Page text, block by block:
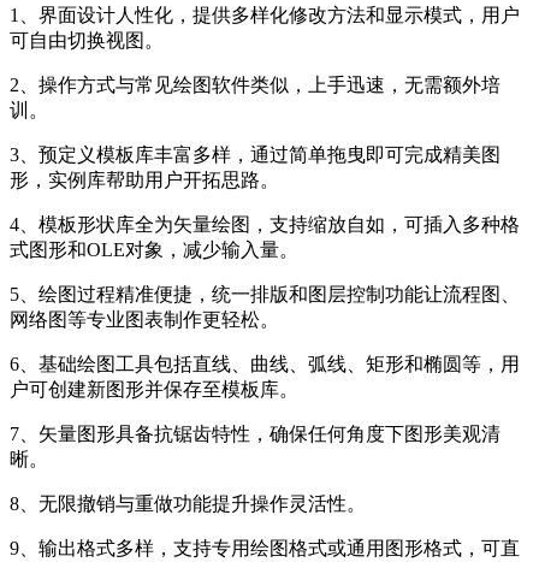
1、界面设计人性化，提供多样化修改方法和显示模式，用户
可自由切换视图。
2、操作方式与常见绘图软件类似，上手迅速，无需额外培
训。
3、预定义模板库丰富多样，通过简单拖曳即可完成精美图
形，实例库帮助用户开拓思路。
4、模板形状库全为矢量绘图，支持缩放自如，可插入多种格
式图形和OLE对象，减少输入量。
5、绘图过程精准便捷，统一排版和图层控制功能让流程图、
网络图等专业图表制作更轻松。
6、基础绘图工具包括直线、曲线、弧线、矩形和椭圆等，用
户可创建新图形并保存至模板库。
7、矢量图形具备抗锯齿特性，确保任何角度下图形美观清
晰。
8、无限撤销与重做功能提升操作灵活性。
9、输出格式多样，支持专用绘图格式或通用图形格式，可直